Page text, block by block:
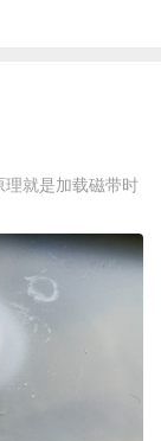
就是加载磁带时